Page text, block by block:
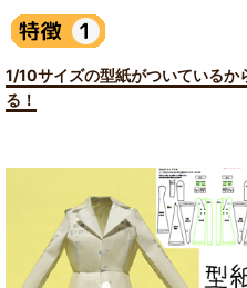
1/10サイズの型紙がついているか
る！